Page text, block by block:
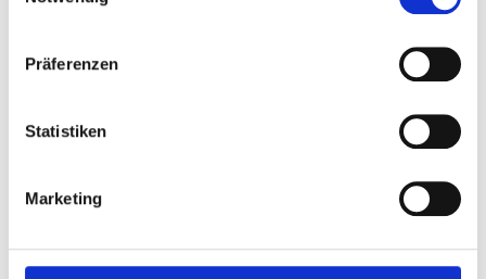
Präferenzen
Statistiken
Marketing